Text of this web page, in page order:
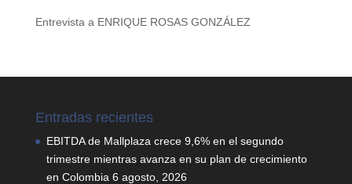
Entrevista a ENRIQUE ROSAS GONZÁLEZ
Entradas recientes
EBITDA de Mallplaza crece 9,6% en el segundo
trimestre mientras avanza en su plan de crecimiento
en Colombia 6 agosto, 2026